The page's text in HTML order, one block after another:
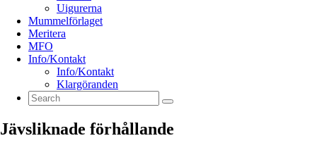
Uigurerna
Mummelförlaget
Meritera
MFO
Info/Kontakt
Info/Kontakt
Klargöranden
Jävsliknade förhållande